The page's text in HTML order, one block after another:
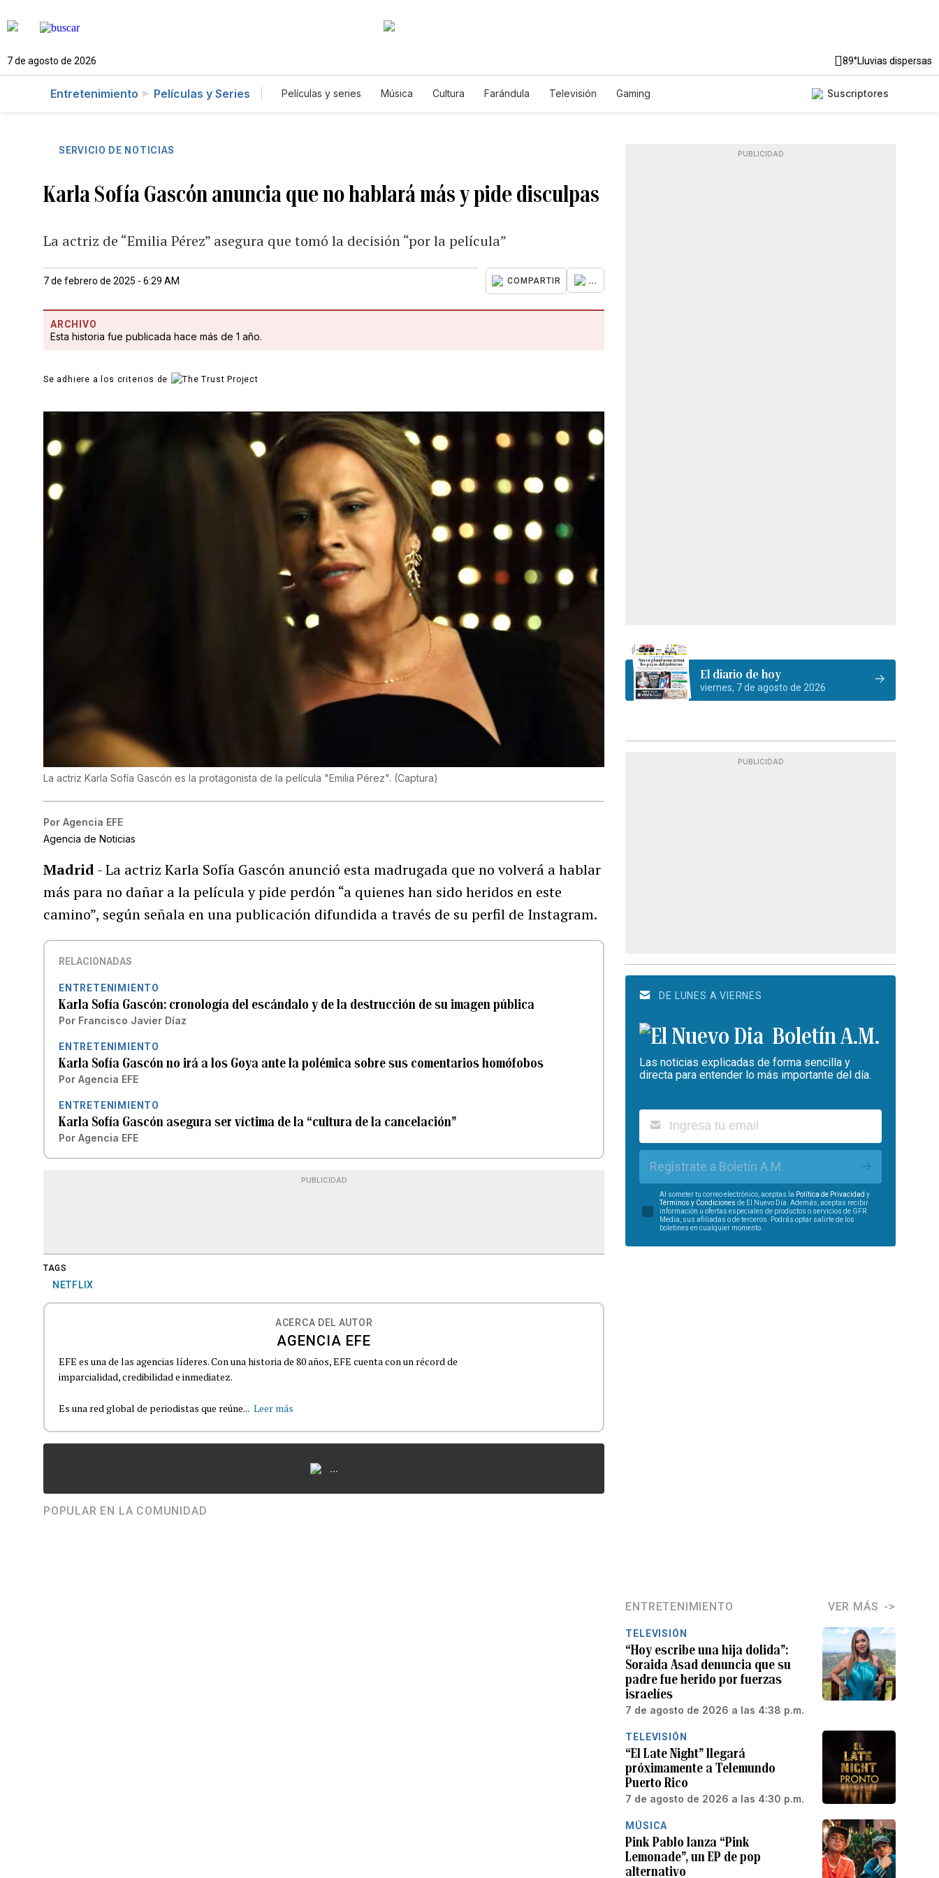
7 de agosto de 2026 89°Lluvias dispersas
Entretenimiento Películas y Series Películas y series Música Cultura Farándula Televisión Gaming Suscriptores
SERVICIO DE NOTICIAS
Karla Sofía Gascón anuncia que no hablará más y pide disculpas
La actriz de “Emilia Pérez” asegura que tomó la decisión “por la película”
7 de febrero de 2025 - 6:29 AM COMPARTIR ...
ARCHIVO
Esta historia fue publicada hace más de 1 año.
Se adhiere a los criterios de
La actriz Karla Sofía Gascón es la protagonista de la película "Emilia Pérez". (Captura)
Por Agencia EFE
Agencia de Noticias
Madrid- La actriz Karla Sofía Gascón anunció esta madrugada que no volverá a hablar
más para no dañar a la película y pide perdón “a quienes han sido heridos en este
camino”, según señala en una publicación difundida a través de su perfil de Instagram.
RELACIONADAS
ENTRETENIMIENTO
Karla Sofía Gascón: cronología del escándalo y de la destrucción de su imagen pública
Por Francisco Javier Díaz
ENTRETENIMIENTO
Karla Sofía Gascón no irá a los Goya ante la polémica sobre sus comentarios homófobos
Por Agencia EFE
ENTRETENIMIENTO
Karla Sofía Gascón asegura ser víctima de la “cultura de la cancelación”
Por Agencia EFE
PUBLICIDAD
TAGS
NETFLIX
ACERCA DEL AUTOR
AGENCIA EFE
EFE es una de las agencias líderes. Con una historia de 80 años, EFE cuenta con un récord de
imparcialidad, credibilidad e inmediatez.
Es una red global de periodistas que reúne... Leer más
...
POPULAR EN LA COMUNIDAD
PUBLICIDAD
El diario de hoy
viernes, 7 de agosto de 2026
PUBLICIDAD
DE LUNES A VIERNES
Boletín A.M.
Las noticias explicadas de forma sencilla y
directa para entender lo más importante del día.
Regístrate a Boletín A.M.
Al someter tu correo electrónico, aceptas la Política de Privacidad y
Términos y Condiciones de El Nuevo Día. Además, aceptas recibir
información u ofertas especiales de productos o servicios de GFR
Media, sus afiliadas o de terceros. Podrás optar salirte de los
boletines en cualquier momento.
ENTRETENIMIENTO VER MÁS
TELEVISIÓN
“Hoy escribe una hija dolida”:
Soraida Asad denuncia que su
padre fue herido por fuerzas
israelíes
7 de agosto de 2026 a las 4:38 p.m.
TELEVISIÓN
“El Late Night” llegará
próximamente a Telemundo
Puerto Rico
7 de agosto de 2026 a las 4:30 p.m.
MÚSICA
Pink Pablo lanza “Pink
Lemonade”, un EP de pop
alternativo